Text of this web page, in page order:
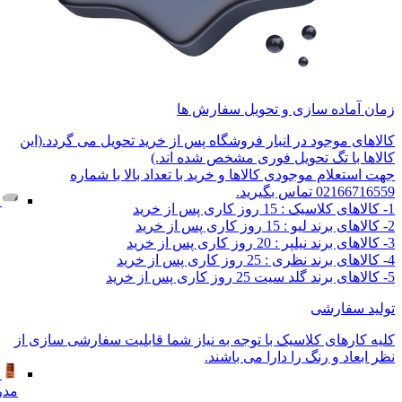
زمان آماده سازی و تحویل سفارش ها
کالاهای موجود در انبار فروشگاه پس از خرید تحویل می گردد.(این
کالاها با تگ تحویل فوری مشخص شده اند.)
جهت استعلام موجودی کالاها و خرید با تعداد بالا با شماره
02166716559 تماس بگیرید.
1- کالاهای کلاسیک : 15 روز کاری پس از خرید
2- کالاهای برند لیو : 15 روز کاری پس از خرید
3- کالاهای برند نیلپر : 20 روز کاری پس از خرید
4- کالاهای برند نظری : 25 روز کاری پس از خرید
5- کالاهای برند گلد سیت 25 روز کاری پس از خرید
تولید سفارشی
کلیه کارهای کلاسیک با توجه به نیاز شما قابلیت سفارشی سازی از
نظر ابعاد و رنگ را دارا می باشند.